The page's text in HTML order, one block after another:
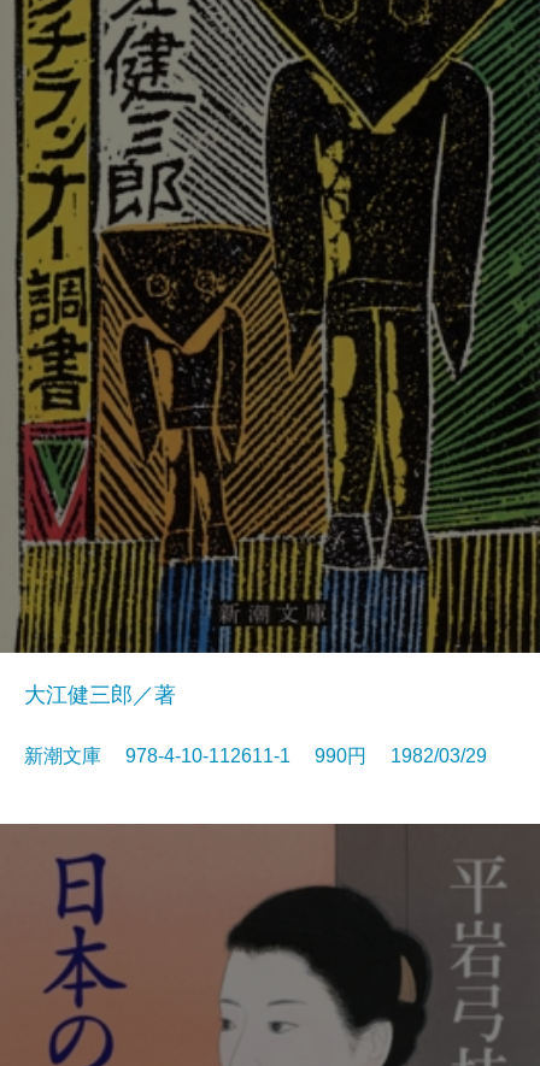
大江健三郎／著
新潮文庫 978-4-10-112611-1 990円 1982/03/29